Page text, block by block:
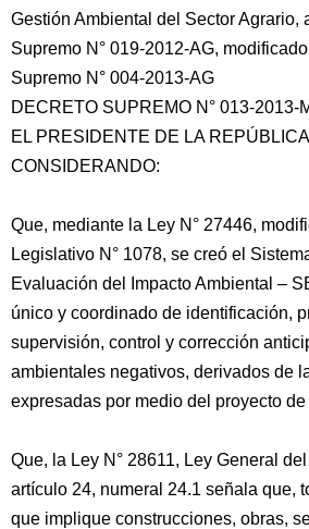
Gestión Ambiental del Sector Agrario,
Supremo N° 019-2012-AG,
Supremo N° 004-2013-AG
DECRETO SUPREMO N° 013-2013-
EL PRESIDENTE DE LA REPÚBLICA
CONSIDERANDO:
Que, mediante la Ley N° 27446,
Legislativo N° 1078, se creó el
Evaluación del Impacto Ambiental –
único y coordinado de identificación,
supervisión, control y corrección
ambientales negativos, derivados de
expresadas por medio del proyecto
Que, la Ley N° 28611, Ley General
artículo 24, numeral 24.1 señala que,
que implique construcciones, obras,